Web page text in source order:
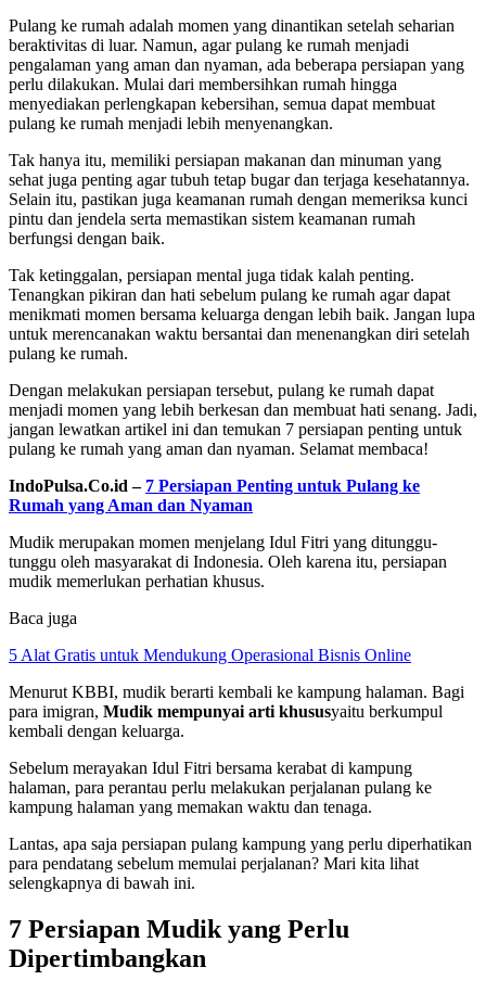
Pulang ke rumah adalah momen yang dinantikan setelah seharian
beraktivitas di luar. Namun, agar pulang ke rumah menjadi
pengalaman yang aman dan nyaman, ada beberapa persiapan yang
perlu dilakukan. Mulai dari membersihkan rumah hingga
menyediakan perlengkapan kebersihan, semua dapat membuat
pulang ke rumah menjadi lebih menyenangkan.
Tak hanya itu, memiliki persiapan makanan dan minuman yang
sehat juga penting agar tubuh tetap bugar dan terjaga kesehatannya.
Selain itu, pastikan juga keamanan rumah dengan memeriksa kunci
pintu dan jendela serta memastikan sistem keamanan rumah
berfungsi dengan baik.
Tak ketinggalan, persiapan mental juga tidak kalah penting.
Tenangkan pikiran dan hati sebelum pulang ke rumah agar dapat
menikmati momen bersama keluarga dengan lebih baik. Jangan lupa
untuk merencanakan waktu bersantai dan menenangkan diri setelah
pulang ke rumah.
Dengan melakukan persiapan tersebut, pulang ke rumah dapat
menjadi momen yang lebih berkesan dan membuat hati senang. Jadi,
jangan lewatkan artikel ini dan temukan 7 persiapan penting untuk
pulang ke rumah yang aman dan nyaman. Selamat membaca!
IndoPulsa.Co.id – 7 Persiapan Penting untuk Pulang ke
Rumah yang Aman dan Nyaman
Mudik merupakan momen menjelang Idul Fitri yang ditunggu-
tunggu oleh masyarakat di Indonesia. Oleh karena itu, persiapan
mudik memerlukan perhatian khusus.
Baca juga
5 Alat Gratis untuk Mendukung Operasional Bisnis Online
Menurut KBBI, mudik berarti kembali ke kampung halaman. Bagi
para imigran, Mudik mempunyai arti khususyaitu berkumpul
kembali dengan keluarga.
Sebelum merayakan Idul Fitri bersama kerabat di kampung
halaman, para perantau perlu melakukan perjalanan pulang ke
kampung halaman yang memakan waktu dan tenaga.
Lantas, apa saja persiapan pulang kampung yang perlu diperhatikan
para pendatang sebelum memulai perjalanan? Mari kita lihat
selengkapnya di bawah ini.
7 Persiapan Mudik yang Perlu
Dipertimbangkan